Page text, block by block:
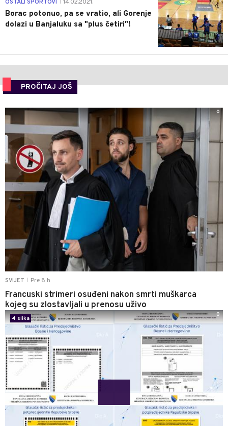
OSTALI SPORTOVI 14.02.2021.
Borac potonuo, pa se vratio, ali Gorenje
dolazi u Banjaluku sa "plus četiri"!
PROČITAJ JOŠ
SVIJET Pre 8 h
Francuski strimeri osuđeni nakon smrti muškarca
kojeg su zlostavljali u prenosu uživo
0
4 slika
0